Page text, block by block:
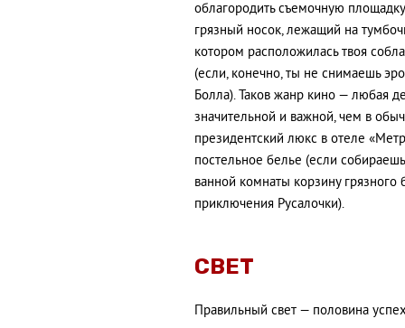
облагородить съемочную
грязный носок, лежащий на
котором расположилась твоя
(если, конечно, ты не снимаешь
Болла). Таков жанр кино — любая
значительной и важной, чем в
президентский люкс в отеле
постельное белье (если
ванной комнаты корзину
приключения Русалочки).
CВЕТ
Правильный свет — половина